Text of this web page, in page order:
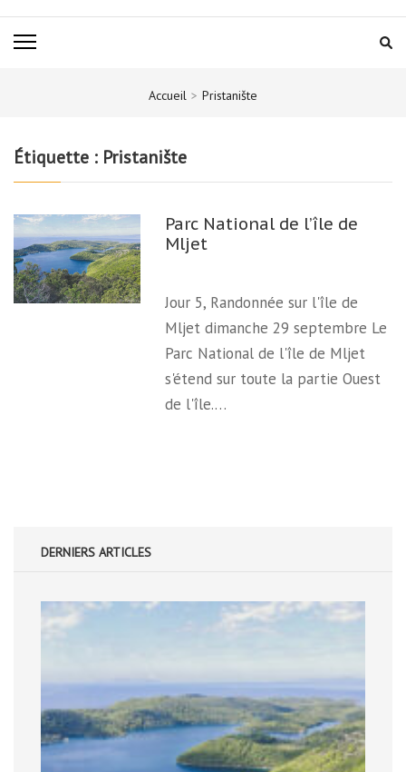
Accueil > Pristanište
Étiquette : Pristanište
Parc National de l’île de
Mljet
Jour 5, Randonnée sur l'île de
Mljet dimanche 29 septembre Le
Parc National de l'île de Mljet
s'étend sur toute la partie Ouest
de l'île.…
DERNIERS ARTICLES